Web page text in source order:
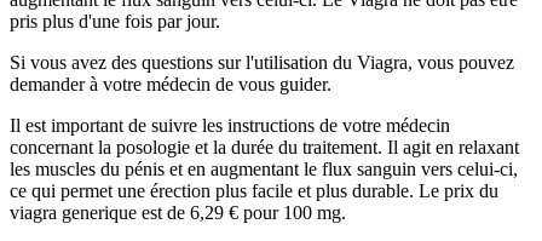
pris plus d'une fois par jour.
Si vous avez des questions sur l'utilisation du Viagra, vous pouvez
demander à votre médecin de vous guider.
Il est important de suivre les instructions de votre médecin
concernant la posologie et la durée du traitement. Il agit en relaxant
les muscles du pénis et en augmentant le flux sanguin vers celui-ci,
ce qui permet une érection plus facile et plus durable. Le prix du
viagra generique est de 6,29 € pour 100 mg.